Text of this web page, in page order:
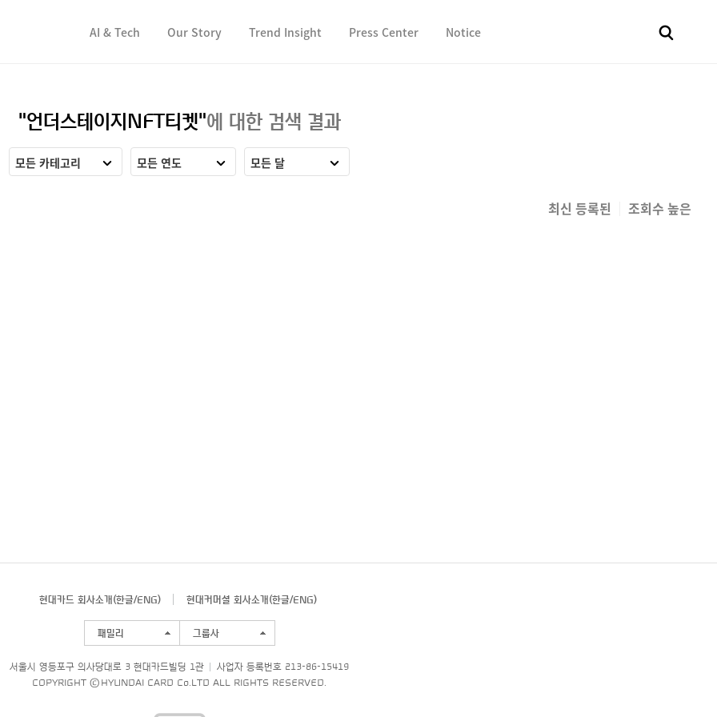
AI & Tech Our Story Trend Insight Press Center Notice
"언더스테이지NFT티켓"에 대한 검색 결과
모든 카테고리 모든 연도 모든 달
최신 등록된 조회수 높은
현대카드 회사소개(한글/ENG) 현대커머셜 회사소개(한글/ENG)
패밀리 그룹사
서울시 영등포구 의사당대로 3 현대카드빌딩 1관
사업자 등록번호 213-86-15419
COPYRIGHT © HYUNDAI CARD Co.LTD ALL RIGHTS RESERVED.